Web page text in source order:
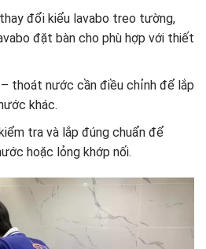
thay đổi kiểu lavabo treo tường,
đặt bàn cho phù hợp với thiết
thoát nước cần điều chỉnh để lắp
khác.
tra và lắp đúng chuẩn để
hoặc lỏng khớp nối.